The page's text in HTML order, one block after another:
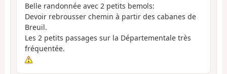
Belle randonnée avec 2 petits bemols:
Devoir rebrousser chemin à partir des cabanes de
Breuil.
Les 2 petits passages sur la Départementale très
fréquentée.